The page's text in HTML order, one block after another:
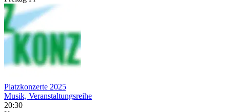
Platzkonzerte 2025
Musik, Veranstaltungsreihe
20:30